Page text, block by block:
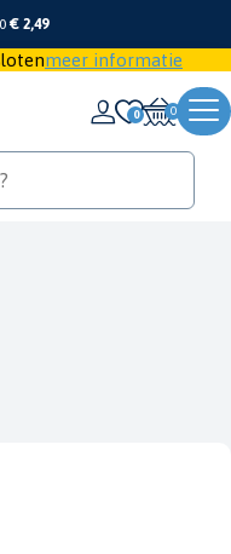
€ 2,49
meer informatie
0